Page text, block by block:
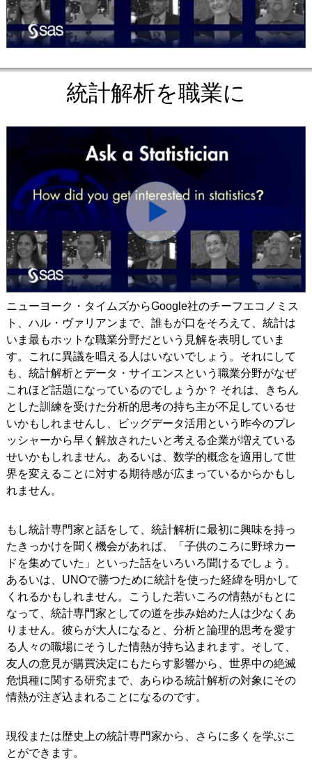
デ
オ
を
再
生
す
る
統計解析を職業に
ビ
デ
オ
を
再
生
す
る
ニューヨーク・タイムズからGoogle社のチーフエコノミス
ト、ハル・ヴァリアンまで、誰もが口をそろえて、統計は
いま最もホットな職業分野だという見解を表明していま
す。これに異議を唱える人はいないでしょう。それにして
も、統計解析とデータ・サイエンスという職業分野がなぜ
これほど話題になっているのでしょうか？ それは、きちん
とした訓練を受けた分析的思考の持ち主が不足しているせ
いかもしれませんし、ビッグデータ活用という昨今のプレ
ッシャーから早く解放されたいと考える企業が増えている
せいかもしれません。あるいは、数学的概念を適用して世
界を変えることに対する期待感が広まっているからかもし
れません。
もし統計専門家と話をして、統計解析に最初に興味を持っ
たきっかけを聞く機会があれば、「子供のころに野球カー
ドを集めていた」といった話をいろいろ聞けるでしょう。
あるいは、UNOで勝つために統計を使った経緯を明かして
くれるかもしれません。こうした若いころの情熱がもとに
なって、統計専門家としての道を歩み始めた人は少なくあ
りません。彼らが大人になると、分析と論理的思考を愛す
る人々の職場にそうした情熱が持ち込まれます。そして、
友人の意見が購買決定にもたらす影響から、世界中の絶滅
危惧種に関する研究まで、あらゆる統計解析の対象にその
情熱が注ぎ込まれることになるのです。
現役または歴史上の統計専門家から、さらに多くを学ぶこ
とができます。